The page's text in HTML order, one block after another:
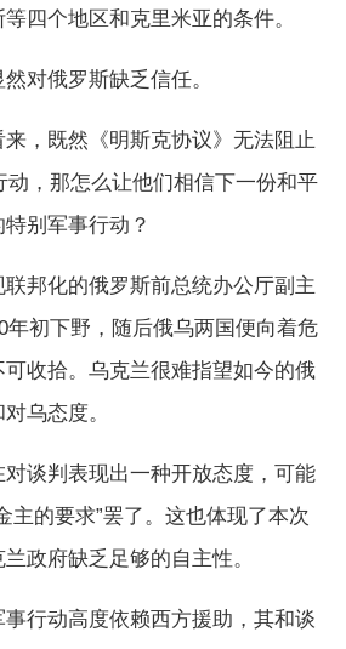
四个地区和克里米亚的条件。
俄罗斯缺乏信任。
既然《明斯克协议》无法阻止
动，那怎么让他们相信下一份和平
别军事行动？
化的俄罗斯前总统办公厅副主
年初下野，随后俄乌两国便向着危
收拾。乌克兰很难指望如今的俄
乌态度。
判表现出一种开放态度，可能
主的要求”罢了。这也体现了本次
政府缺乏足够的自主性。
动高度依赖西方援助，其和谈